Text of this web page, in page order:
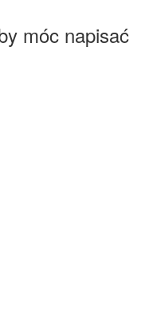
móc napisać